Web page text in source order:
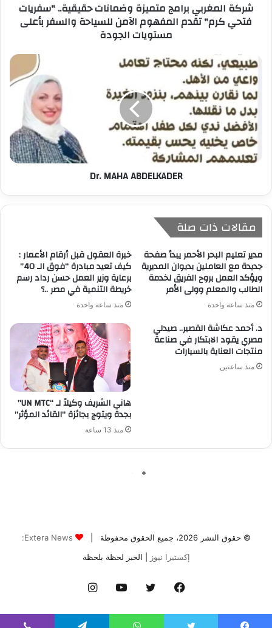
© حقوق النشر 2026، جميع الحقوق محفوظة |
Extera News:
إكستيرا نيوز
| الخبر لحظة بلحظة
فيسبوك تويتر يوتيوب